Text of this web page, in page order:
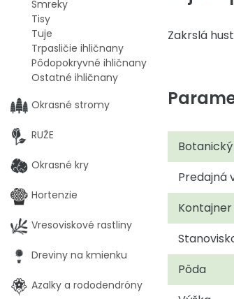
Zakrslá
Predajná
Kontajner
Pôda
Smreky
Tisy
Tuje
Trpasličie ihličnany
Pôdopokryvné ihličnany
Ostatné ihličnany
Okrasné stromy
RUŽE
Okrasné kry
Hortenzie
Vresoviskové rastliny
Dreviny na kmienku
Azalky a rododendróny